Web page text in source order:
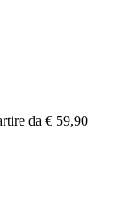
da € 59,90